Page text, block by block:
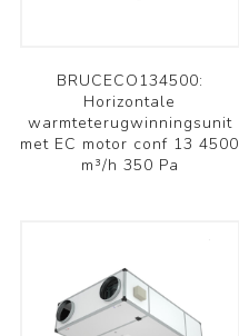
BRUCECO134500:
Horizontale
warmteterugwinningsunit
met EC motor conf 13 4500
m³/h 350 Pa